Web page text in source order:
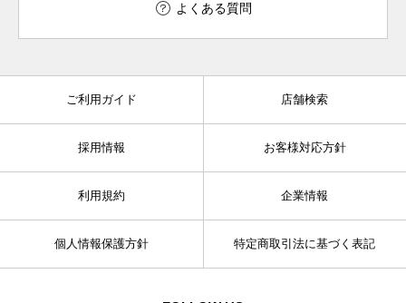
よくある質問
ご利用ガイド 店舗検索
採用情報 お客様対応方針
利用規約 企業情報
個人情報保護方針 特定商取引法に基づく表記